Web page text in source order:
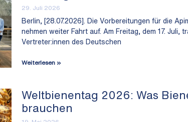
29. Juli 2026
Berlin, [28.07.2026]. Die Vorbereitungen für die
nehmen weiter Fahrt auf. Am Freitag, dem 17. Juli,
Vertreter:innen des Deutschen
Weiterlesen »
Weltbienentag 2026: Was
brauchen